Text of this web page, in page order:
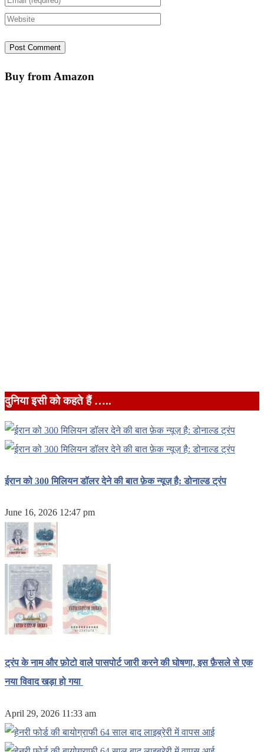
Buy from Amazon
दुनिया इसी को कहते हैं …..
ईरान को 300 मिलियन डॉलर देने की बात फ़ेक न्यूज़ है: डोनाल्ड ट्रंप
June 16, 2026 12:47 pm
ट्रंप के नाम और फ़ोटो वाले पासपोर्ट जारी करने की घोषणा, इस फ़ैसले से एक
नया विवाद खड़ा हो गया
April 29, 2026 11:33 am